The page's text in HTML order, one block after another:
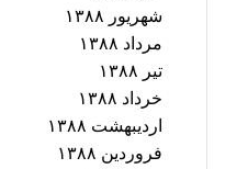
شهریور ۱۳۸۸
مرداد ۱۳۸۸
تیر ۱۳۸۸
خرداد ۱۳۸۸
اردیبهشت ۱۳۸۸
فروردین ۱۳۸۸